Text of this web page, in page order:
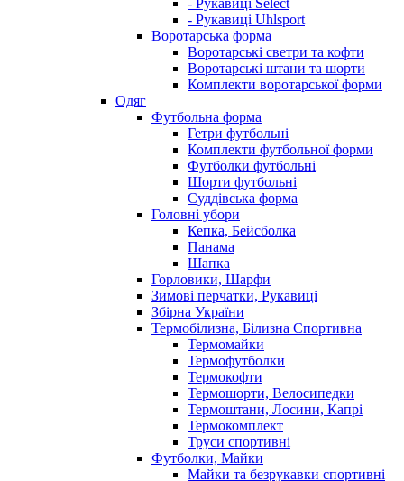
- Рукавиці Select
- Рукавиці Uhlsport
Воротарська форма
Воротарські светри та кофти
Воротарські штани та шорти
Комплекти воротарської форми
Одяг
Футбольна форма
Гетри футбольні
Комплекти футбольної форми
Футболки футбольні
Шорти футбольні
Суддівська форма
Головні убори
Кепка, Бейсболка
Панама
Шапка
Горловики, Шарфи
Зимові перчатки, Рукавиці
Збірна України
Термобілизна, Білизна Спортивна
Термомайки
Термофутболки
Термокофти
Термошорти, Велосипедки
Термоштани, Лосини, Капрі
Термокомплект
Труси спортивні
Футболки, Майки
Майки та безрукавки спортивні